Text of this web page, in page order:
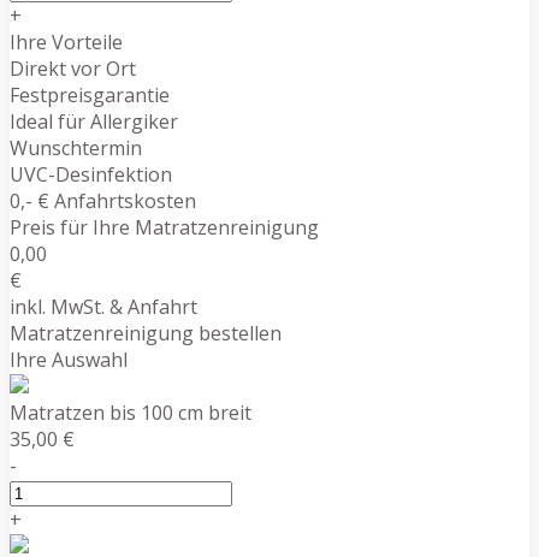
+
Ihre Vorteile
Direkt vor Ort
Festpreisgarantie
Ideal für Allergiker
Wunschtermin
UVC-Desinfektion
0,- € Anfahrtskosten
Preis für Ihre Matratzenreinigung
0,00
€
inkl. MwSt. & Anfahrt
Matratzenreinigung bestellen
Ihre Auswahl
Matratzen bis 100 cm breit
35,00 €
-
+